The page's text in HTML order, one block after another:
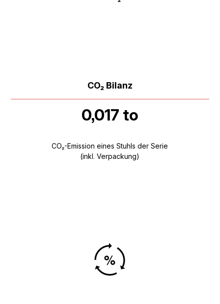
CO₂ Bilanz
0,017 to
CO₂-Emission eines Stuhls der Serie
(inkl. Verpackung)